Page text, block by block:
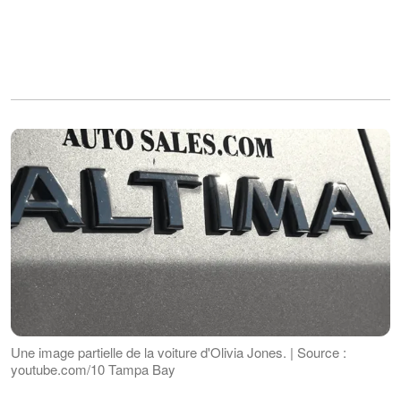
Une image partielle de la voiture d'Olivia Jones. | Source :
youtube.com/10 Tampa Bay